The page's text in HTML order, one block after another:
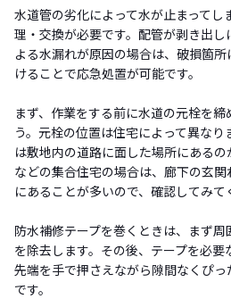
水道管の劣化によって水が止まってし
理・交換が必要です。配管が剥き出し
よる水漏れが原因の場合は、破損箇
けることで応急処置が可能です。
まず、作業をする前に水道の元栓を
う。元栓の位置は住宅によって異な
は敷地内の道路に面した場所にある
などの集合住宅の場合は、廊下の玄
にあることが多いので、確認してみて
防水補修テープを巻くときは、まず
を除去します。その後、テープを必
先端を手で押さえながら隙間なくぴ
です。